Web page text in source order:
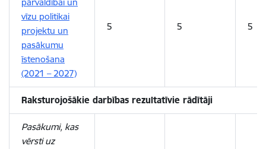
vīzu politikai
projektu un
pasākumu
īstenošana
(2021 – 2027)
5 5 5
Raksturojošākie darbības rezultatīvie rādītāji
Pasākumi, kas
vērsti uz